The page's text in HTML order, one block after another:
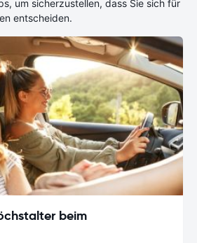
um sicherzustellen, dass Sie sich für
entscheiden.
beim